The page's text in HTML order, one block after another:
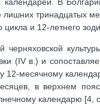
тринадцатых
и 12-летнего
(IV в.) и
12-месячному
в верхнем
календарю [4,